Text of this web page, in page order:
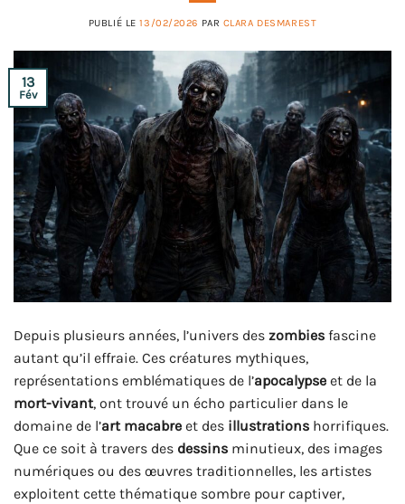
PUBLIÉ LE13/02/2026 PAR CLARA DESMAREST
13
Fév
Depuis plusieurs années, l’univers des zombies fascine
autant qu’il effraie. Ces créatures mythiques,
représentations emblématiques de l’apocalypse et de la
mort-vivant, ont trouvé un écho particulier dans le
domaine de l’art macabre et des illustrations horrifiques.
Que ce soit à travers des dessins minutieux, des images
numériques ou des œuvres traditionnelles, les artistes
exploitent cette thématique sombre pour captiver,